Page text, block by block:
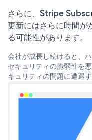
さらに、Stripe
更新にはさらに時間が
る可能性があります。
会社が成長し続けると、
セキュリティの脆弱性を
キュリティの問題に遭遇